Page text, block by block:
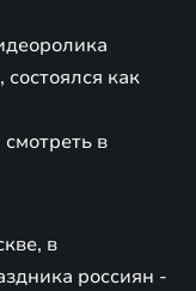
как
в
в
россиян -